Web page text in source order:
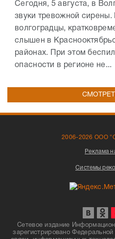
Сегодня, 5 августа, в
звуки тревожной
волгоградцы,
слышен в
районах. При этом
опасности в регионе не...
2006-2026 ООО
Реклама
Системы
Сетевое издание
зарегистрировано